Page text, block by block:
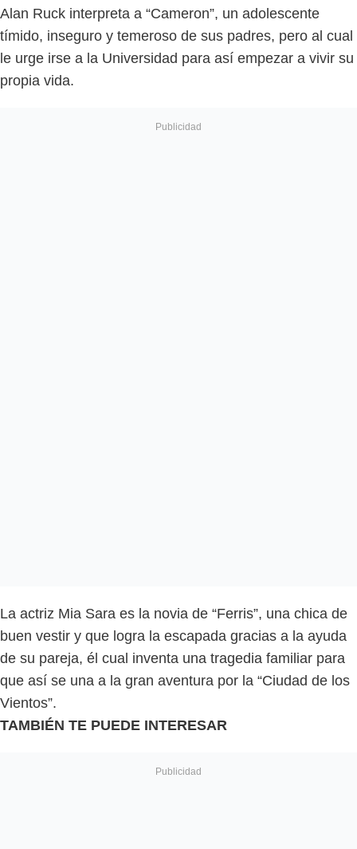
Alan Ruck interpreta a “Cameron”, un adolescente
tímido, inseguro y temeroso de sus padres, pero al cual
le urge irse a la Universidad para así empezar a vivir su
propia vida.
La actriz Mia Sara es la novia de “Ferris”, una chica de
buen vestir y que logra la escapada gracias a la ayuda
de su pareja, él cual inventa una tragedia familiar para
que así se una a la gran aventura por la “Ciudad de los
Vientos”.
TAMBIÉN TE PUEDE INTERESAR